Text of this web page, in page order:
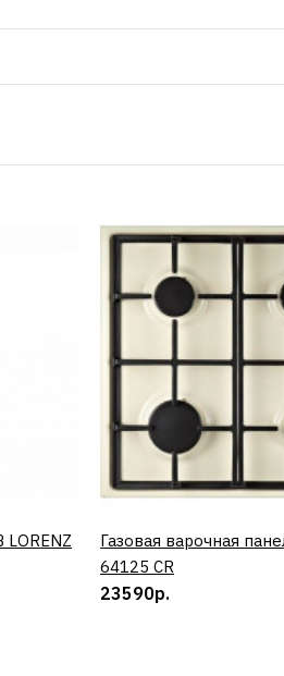
Газовая варочная
64125 CR
23590р.